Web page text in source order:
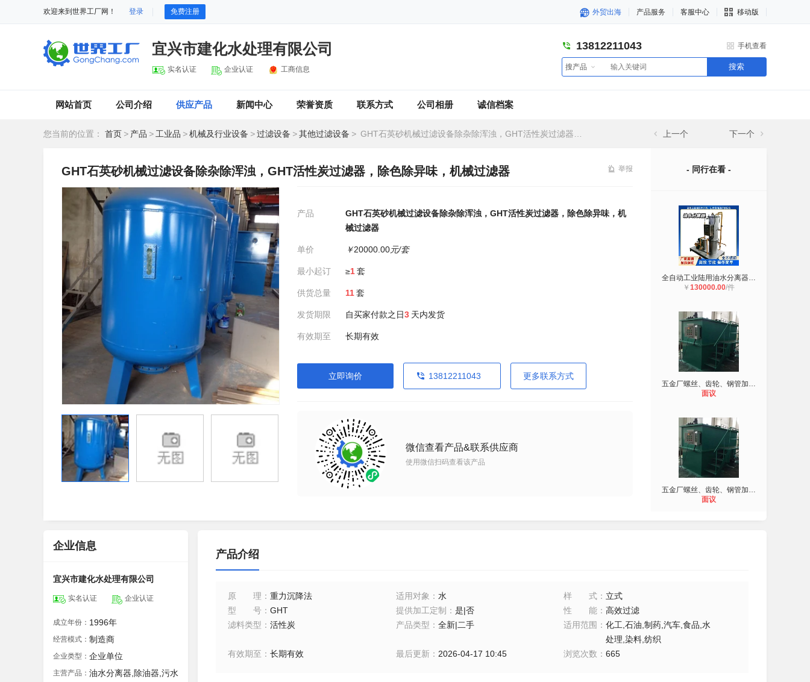
欢迎来到世界工厂网！ 登录 免费注册 外贸出海 产品服务 客服中心 移动版
宜兴市建化水处理有限公司
实名认证 企业认证 工商信息
13812211043 手机查看
搜产品 搜索
网站首页 公司介绍 供应产品 新闻中心 荣誉资质 联系方式 公司相册 诚信档案
您当前的位置： 首页 > 产品 > 工业品 >机械及行业设备 >过滤设备 >其他过滤设备 > GHT石英砂机械过滤设备除杂除浑浊，GHT活性炭过滤器，除色除异味，机械过滤器 上一个 下一个
GHT石英砂机械过滤设备除杂除浑浊，GHT活性炭过滤器，除色除异味，机械过滤器 举报
产品
GHT石英砂机械过滤设备除杂除浑浊，GHT活性炭过滤器，除色除异味，机
械过滤器
单价 ￥20000.00元/套
最小起订 ≥1套
供货总量 11套
发货期限 自买家付款之日3 天内发货
有效期至 长期有效
立即询价 13812211043 更多联系方式
微信查看产品&联系供应商
使用微信扫码查看该产品
- 同行在看 -
全自动工业陆用油水分离器 316L不锈
￥ 130000.00/件
五金厂螺丝、齿轮、钢管加工产生含油
面议
五金厂螺丝、齿轮、钢管加工产生含油
面议
企业信息
宜兴市建化水处理有限公司
实名认证 企业认证
成立年份： 1996年
经营模式： 制造商
企业类型： 企业单位
主营产品： 油水分离器,除油器,污水
产品介绍
原理 ： 重力沉降法 适用对象 ： 水 样式 ： 立式
型号 ： GHT 提供加工定制 ： 是|否 性能 ：高效过滤
滤料类型 ： 活性炭 产品类型 ： 全新|二手 适用范围 ：化工,石油,制药,汽车,食品,水
处理,染料,纺织
有效期至 ： 长期有效 最后更新： 2026-04-17 10:45 浏览次数 ：665